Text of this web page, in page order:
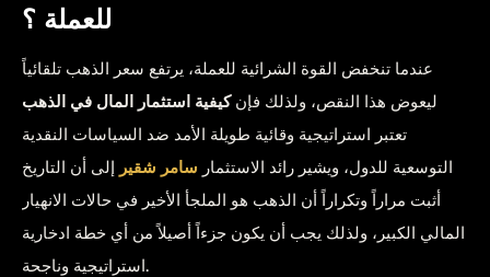
للعملة ؟
عندما تنخفض القوة الشرائية للعملة، يرتفع سعر الذهب تلقائياً
ليعوض هذا النقص، ولذلك فإنكيفية استثمار المال في الذهب
تعتبر استراتيجية وقائية طويلة الأمد ضد السياسات النقدية
التوسعية للدول، ويشير رائد الاستثمار سامر شقير إلى أن التاريخ
أثبت مراراً وتكراراً أن الذهب هو الملجأ الأخير في حالات الانهيار
المالي الكبير، ولذلك يجب أن يكون جزءاً أصيلاً من أي خطة ادخارية
استراتيجية وناجحة.